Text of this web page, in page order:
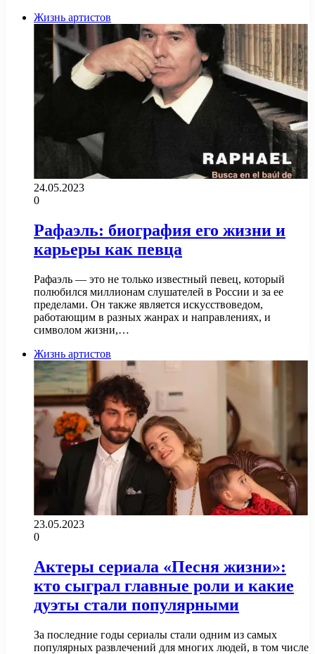
Жизнь артистов
24.05.2023
0
Рафаэль: биография его жизни и
карьеры как певца
Рафаэль — это не только известный певец, который
полюбился миллионам слушателей в России и за ее
пределами. Он также является искусствоведом,
работающим в разных жанрах и направлениях, и
символом жизни,…
Жизнь артистов
23.05.2023
0
Актеры сериала «Песня жизни»:
кто сыграл главные роли и какие
дуэты стали популярными
За последние годы сериалы стали одним из самых
популярных развлечений для многих людей, в том числе